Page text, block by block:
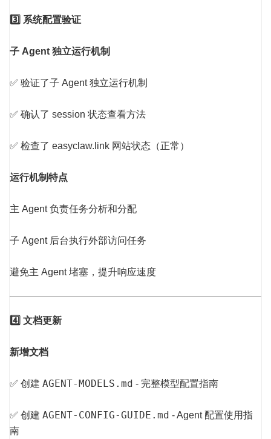
3️⃣ 系统配置验证
子 Agent 独立运行机制
✅ 验证了子 Agent 独立运行机制
✅ 确认了 session 状态查看方法
✅ 检查了 easyclaw.link 网站状态（正常）
运行机制特点
主 Agent 负责任务分析和分配
子 Agent 后台执行外部访问任务
避免主 Agent 堵塞，提升响应速度
4️⃣ 文档更新
新增文档
✅ 创建 AGENT-MODELS.md - 完整模型配置指南
✅ 创建 AGENT-CONFIG-GUIDE.md - Agent 配置使用指
南